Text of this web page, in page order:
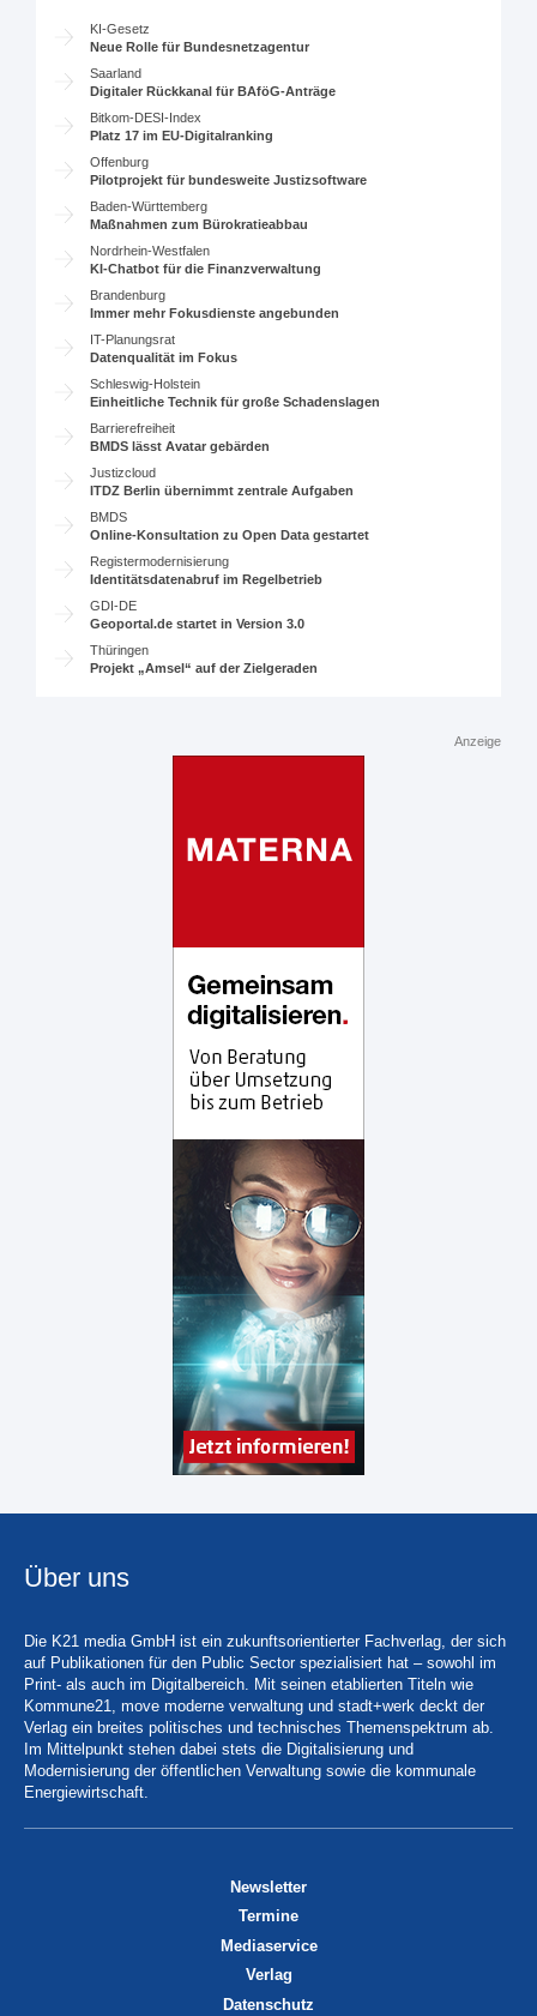
KI-Gesetz
Neue Rolle für Bundesnetzagentur
Saarland
Digitaler Rückkanal für BAföG-Anträge
Bitkom-DESI-Index
Platz 17 im EU-Digitalranking
Offenburg
Pilotprojekt für bundesweite Justizsoftware
Baden-Württemberg
Maßnahmen zum Bürokratieabbau
Nordrhein-Westfalen
KI-Chatbot für die Finanzverwaltung
Brandenburg
Immer mehr Fokusdienste angebunden
IT-Planungsrat
Datenqualität im Fokus
Schleswig-Holstein
Einheitliche Technik für große Schadenslagen
Barrierefreiheit
BMDS lässt Avatar gebärden
Justizcloud
ITDZ Berlin übernimmt zentrale Aufgaben
BMDS
Online-Konsultation zu Open Data gestartet
Registermodernisierung
Identitätsdatenabruf im Regelbetrieb
GDI-DE
Geoportal.de startet in Version 3.0
Thüringen
Projekt „Amsel“ auf der Zielgeraden
Anzeige
Über uns
Die K21 media GmbH ist ein zukunftsorientierter Fachverlag, der sich
auf Publikationen für den Public Sector spezialisiert hat – sowohl im
Print- als auch im Digitalbereich. Mit seinen etablierten Titeln wie
Kommune21, move moderne verwaltung und stadt+werk deckt der
Verlag ein breites politisches und technisches Themenspektrum ab.
Im Mittelpunkt stehen dabei stets die Digitalisierung und
Modernisierung der öffentlichen Verwaltung sowie die kommunale
Energiewirtschaft.
Newsletter
Termine
Mediaservice
Verlag
Datenschutz